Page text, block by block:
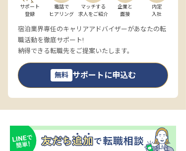
サポート
登録
電話で
ヒアリング
マッチする
求人をご紹介
企業と
面接
内定
入社
宿泊業界専任のキャリアアドバイザーがあなたの転
職活動を徹底サポート!
納得できる転職先をご提案いたします。
無料 サポートに申込む